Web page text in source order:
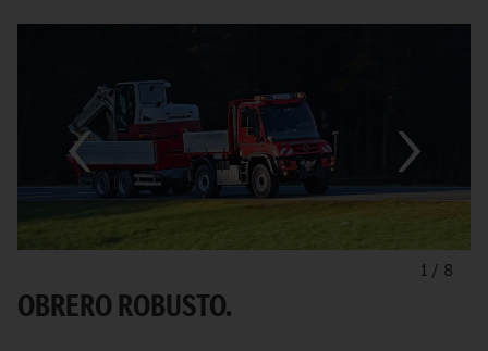
1 / 8
OBRERO ROBUSTO.